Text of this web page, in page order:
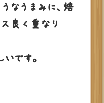
なうまみに、焙
良く重なり
いです。